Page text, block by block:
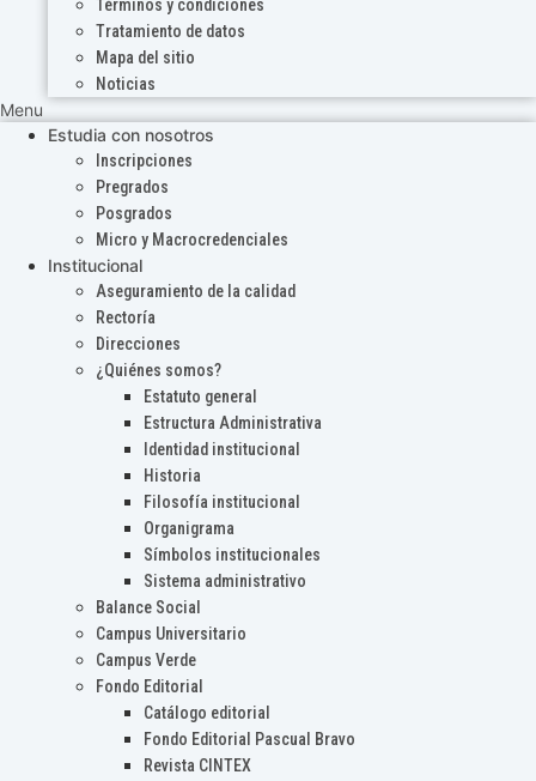
Términos y condiciones
Tratamiento de datos
Mapa del sitio
Noticias
Menu
Estudia con nosotros
Inscripciones
Pregrados
Posgrados
Micro y Macrocredenciales
Institucional
Aseguramiento de la calidad
Rectoría
Direcciones
¿Quiénes somos?
Estatuto general
Estructura Administrativa
Identidad institucional
Historia
Filosofía institucional
Organigrama
Símbolos institucionales
Sistema administrativo
Balance Social
Campus Universitario
Campus Verde
Fondo Editorial
Catálogo editorial
Fondo Editorial Pascual Bravo
Revista CINTEX